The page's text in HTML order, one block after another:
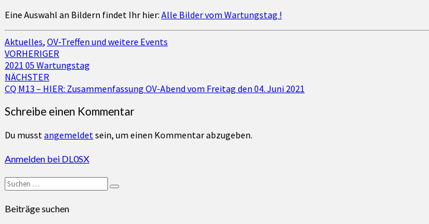
Eine Auswahl an Bildern findet Ihr hier: Alle Bilder vom Wartungstag !
Aktuelles, OV-Treffen und weitere Events
Beitragsnavigation
VORHERIGER
2021 05 Wartungstag
NÄCHSTER
CQ M13 – HIER: Zusammenfassung OV-Abend vom Freitag den 04. Juni 2021
Schreibe einen Kommentar
Du musstangemeldetsein, um einen Kommentar abzugeben.
Anmelden bei DL0SX
Suchen
nach:
Suchen
Beiträge suchen